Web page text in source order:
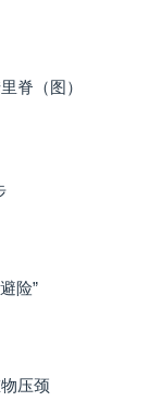
脊（图）
险”
压颈